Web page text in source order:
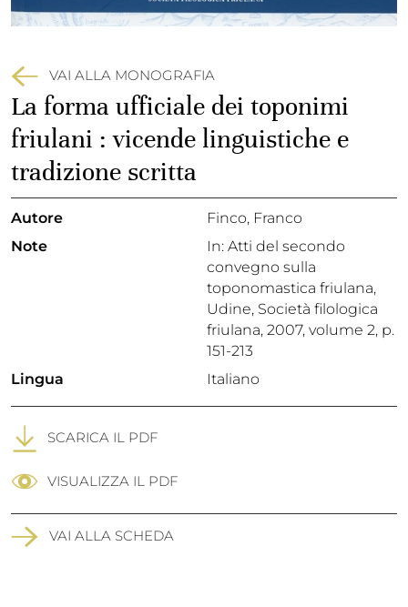
VAI ALLA MONOGRAFIA
La forma ufficiale dei toponimi
friulani : vicende linguistiche e
tradizione scritta
Autore
Finco, Franco
Note
In: Atti del secondo
convegno sulla
toponomastica friulana,
Udine, Società filologica
friulana, 2007, volume 2, p.
151-213
Lingua
Italiano
SCARICA IL PDF
VISUALIZZA IL PDF
VAI ALLA SCHEDA